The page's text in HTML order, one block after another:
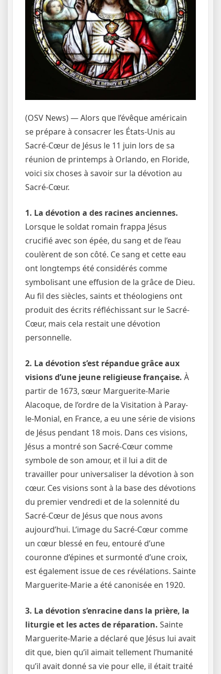
(OSV News) — Alors que l’évêque américain
se prépare à consacrer les États-Unis au
Sacré-Cœur de Jésus le 11 juin lors de sa
réunion de printemps à Orlando, en Floride,
voici six choses à savoir sur la dévotion au
Sacré-Cœur.
1. La dévotion a des racines anciennes.
Lorsque le soldat romain frappa Jésus
crucifié avec son épée, du sang et de l’eau
coulèrent de son côté. Ce sang et cette eau
ont longtemps été considérés comme
symbolisant une effusion de la grâce de Dieu.
Au fil des siècles, saints et théologiens ont
produit des écrits réfléchissant sur le Sacré-
Cœur, mais cela restait une dévotion
personnelle.
2. La dévotion s’est répandue grâce aux
visions d’une jeune religieuse française. À
partir de 1673, sœur Marguerite-Marie
Alacoque, de l’ordre de la Visitation à Paray-
le-Monial, en France, a eu une série de visions
de Jésus pendant 18 mois. Dans ces visions,
Jésus a montré son Sacré-Cœur comme
symbole de son amour, et il lui a dit de
travailler pour universaliser la dévotion à son
cœur. Ces visions sont à la base des dévotions
du premier vendredi et de la solennité du
Sacré-Cœur de Jésus que nous avons
aujourd’hui. L’image du Sacré-Cœur comme
un cœur blessé en feu, entouré d’une
couronne d’épines et surmonté d’une croix,
est également issue de ces révélations. Sainte
Marguerite-Marie a été canonisée en 1920.
3. La dévotion s’enracine dans la prière, la
liturgie et les actes de réparation. Sainte
Marguerite-Marie a déclaré que Jésus lui avait
dit que, bien qu’il aimait tellement l’humanité
qu’il avait donné sa vie pour elle, il était traité